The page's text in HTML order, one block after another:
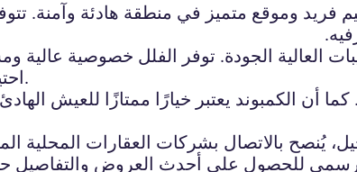
فريد وموقع متميز في منطقة هادئة وآمنة.
العالية الجودة. توفر الفلل خصوصية عالية
احتياجات العائلة الكبيرة.
أن الكمبوند يعتبر خيارًا ممتازًا للعيش الهادئ
بالاتصال بشركات العقارات المحلية